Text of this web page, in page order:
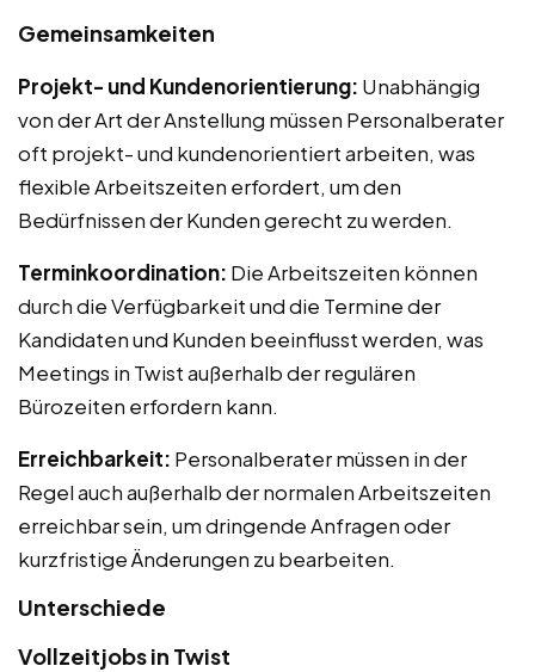
Gemeinsamkeiten
Projekt- und Kundenorientierung: Unabhängig
von der Art der Anstellung müssen Personalberater
oft projekt- und kundenorientiert arbeiten, was
flexible Arbeitszeiten erfordert, um den
Bedürfnissen der Kunden gerecht zu werden.
Terminkoordination: Die Arbeitszeiten können
durch die Verfügbarkeit und die Termine der
Kandidaten und Kunden beeinflusst werden, was
Meetings in Twist außerhalb der regulären
Bürozeiten erfordern kann.
Erreichbarkeit: Personalberater müssen in der
Regel auch außerhalb der normalen Arbeitszeiten
erreichbar sein, um dringende Anfragen oder
kurzfristige Änderungen zu bearbeiten.
Unterschiede
Vollzeitjobs in Twist